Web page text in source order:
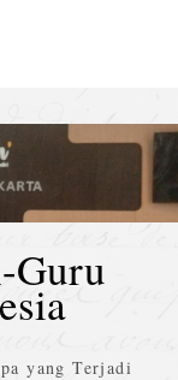
Guru
yang Terjadi